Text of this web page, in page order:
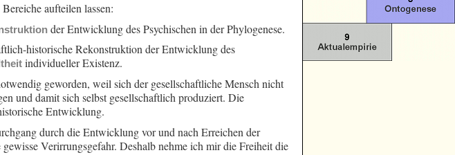
aufteilen lassen:
der Entwicklung des Psychischen in der Phylogenese.
historische Rekonstruktion der Entwicklung des
individueller Existenz.
geworden, weil sich der gesellschaftliche Mensch nicht
und damit sich selbst gesellschaftlich produziert. Die
Entwicklung.
durch die Entwicklung vor und nach Erreichen der
Verirrungsgefahr. Deshalb nehme ich mir die Freiheit die